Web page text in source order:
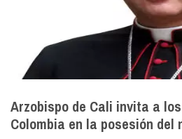
Arzobispo de Cali invita a
Colombia en la posesión del